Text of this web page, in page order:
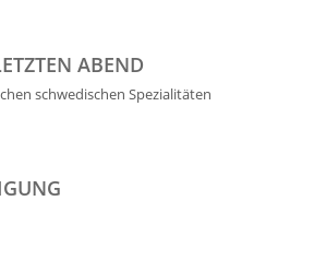
ABEND
schwedischen Spezialitäten